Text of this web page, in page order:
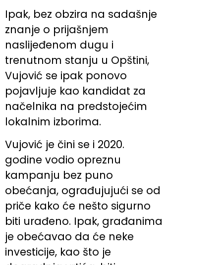
Ipak, bez obzira na sadašnje
znanje o prijašnjem
naslijeđenom dugu i
trenutnom stanju u Opštini,
Vujović se ipak ponovo
pojavljuje kao kandidat za
načelnika na predstojećim
lokalnim izborima.
Vujović je čini se i 2020.
godine vodio opreznu
kampanju bez puno
obećanja, ograđujujući se od
priče kako će nešto sigurno
biti urađeno. Ipak, građanima
je obećavao da će neke
investicije, kao što je